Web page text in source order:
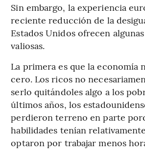
Sin embargo, la experiencia
reciente reducción de la
Estados Unidos ofrecen
valiosas.
La primera es que la economía
cero. Los ricos no
serlo quitándoles algo a los
últimos años, los
perdieron terreno en parte
habilidades tenían
optaron por trabajar menos